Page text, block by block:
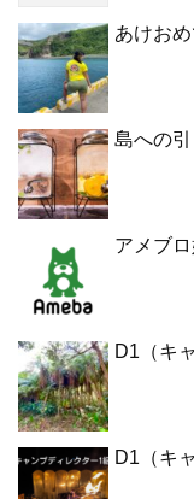
あけお
島への
アメブロ
D1（キ
D1（キ